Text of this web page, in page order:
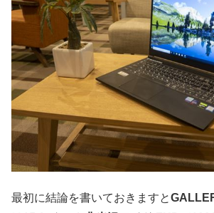
最初に結論を書いておきますと